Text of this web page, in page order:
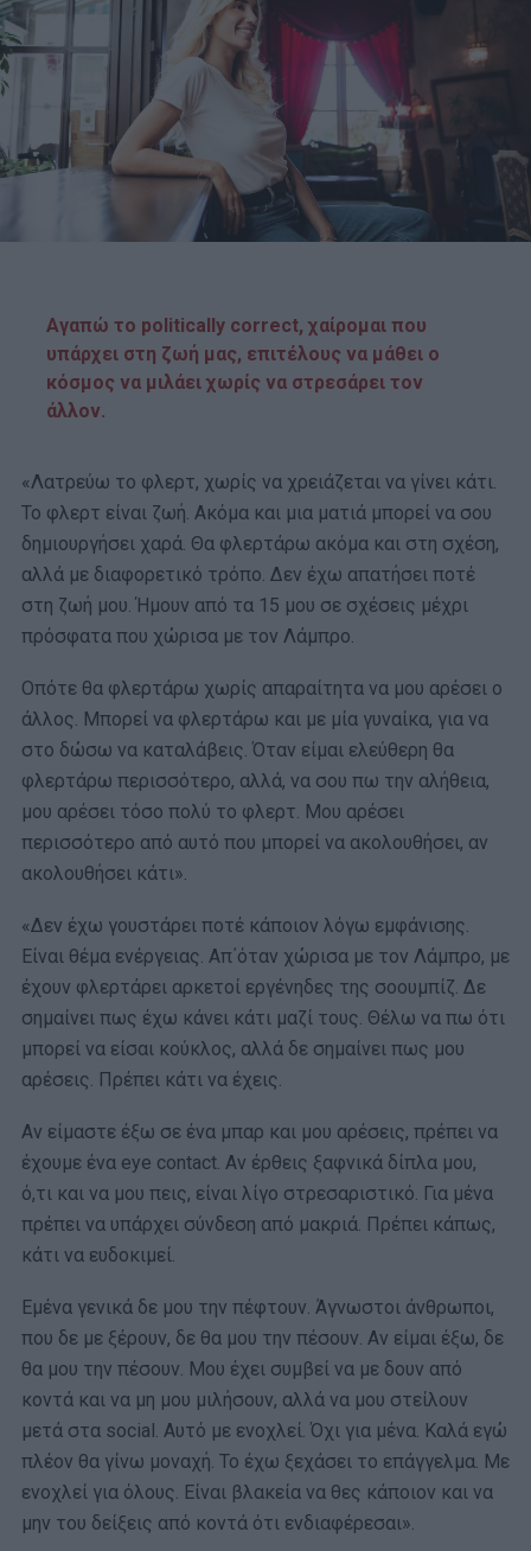
Αγαπώ το politically correct, χαίρομαι που
υπάρχει στη ζωή μας, επιτέλους να μάθει ο
κόσμος να μιλάει χωρίς να στρεσάρει τον
άλλον.
«Λατρεύω το φλερτ, χωρίς να χρειάζεται να γίνει κάτι.
Το φλερτ είναι ζωή. Ακόμα και μια ματιά μπορεί να σου
δημιουργήσει χαρά. Θα φλερτάρω ακόμα και στη σχέση,
αλλά με διαφορετικό τρόπο. Δεν έχω απατήσει ποτέ
στη ζωή μου. Ήμουν από τα 15 μου σε σχέσεις μέχρι
πρόσφατα που χώρισα με τον Λάμπρο.
Οπότε θα φλερτάρω χωρίς απαραίτητα να μου αρέσει ο
άλλος. Μπορεί να φλερτάρω και με μία γυναίκα, για να
στο δώσω να καταλάβεις. Όταν είμαι ελεύθερη θα
φλερτάρω περισσότερο, αλλά, να σου πω την αλήθεια,
μου αρέσει τόσο πολύ το φλερτ. Μου αρέσει
περισσότερο από αυτό που μπορεί να ακολουθήσει, αν
ακολουθήσει κάτι».
«Δεν έχω γουστάρει ποτέ κάποιον λόγω εμφάνισης.
Είναι θέμα ενέργειας. Απ΄όταν χώρισα με τον Λάμπρο, με
έχουν φλερτάρει αρκετοί εργένηδες της σοουμπίζ. Δε
σημαίνει πως έχω κάνει κάτι μαζί τους. Θέλω να πω ότι
μπορεί να είσαι κούκλος, αλλά δε σημαίνει πως μου
αρέσεις. Πρέπει κάτι να έχεις.
Αν είμαστε έξω σε ένα μπαρ και μου αρέσεις, πρέπει να
έχουμε ένα eye contact. Αν έρθεις ξαφνικά δίπλα μου,
ό,τι και να μου πεις, είναι λίγο στρεσαριστικό. Για μένα
πρέπει να υπάρχει σύνδεση από μακριά. Πρέπει κάπως,
κάτι να ευδοκιμεί.
Εμένα γενικά δε μου την πέφτουν. Άγνωστοι άνθρωποι,
που δε με ξέρουν, δε θα μου την πέσουν. Αν είμαι έξω, δε
θα μου την πέσουν. Μου έχει συμβεί να με δουν από
κοντά και να μη μου μιλήσουν, αλλά να μου στείλουν
μετά στα social. Αυτό με ενοχλεί. Όχι για μένα. Καλά εγώ
πλέον θα γίνω μοναχή. Το έχω ξεχάσει το επάγγελμα. Με
ενοχλεί για όλους. Είναι βλακεία να θες κάποιον και να
μην του δείξεις από κοντά ότι ενδιαφέρεσαι».